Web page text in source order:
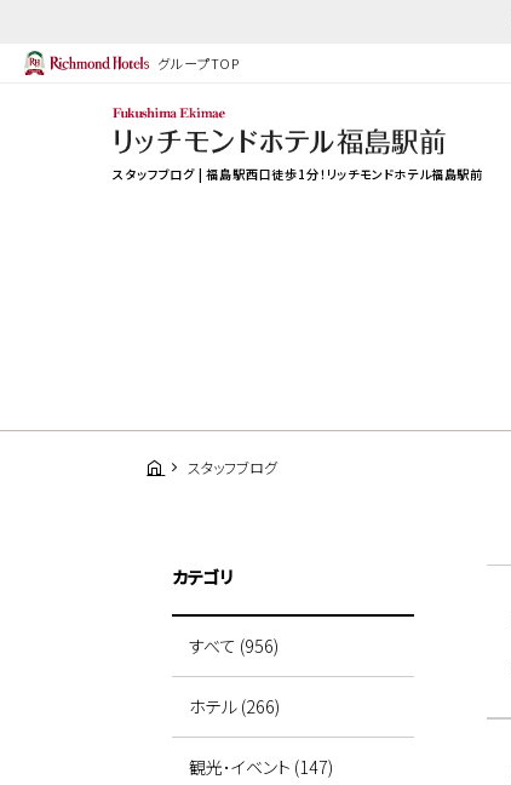
グループTOP
スタッフブログ | 福島駅西口徒歩1分！リッチモンドホテル福島駅前
スタッフブログ
カテゴリ
すべて (956)
ホテル (266)
観光･イベント (147)